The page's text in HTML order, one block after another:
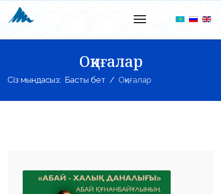
Оқиғалар
Сіз мындасыз: Басты бет Оқиғалар